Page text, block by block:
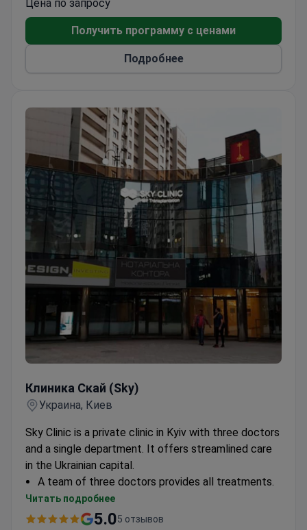
Процедура обычно стоит около 1150 долларов.
Клиника сотрудничает с международными
Цена по запросу
Получить программу с ценами
Подробнее
Клиника Скай (Sky)
Украина, Киев
Sky Clinic is a private clinic in Kyiv with three doctors
and a single department. It offers streamlined care
in the Ukrainian capital.
A team of three doctors provides all treatments.
The clinic's single department handles all patient
needs.
Читать подробнее
5.05 отзывов